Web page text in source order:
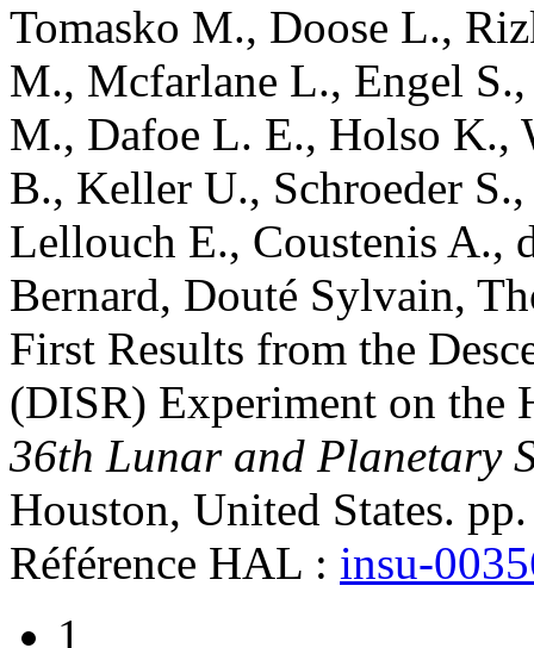
Tomasko M., Doose L.,
M., Mcfarlane L., Engel S.
M., Dafoe L. E., Holso K.,
B., Keller U., Schroeder S.
Lellouch E., Coustenis A.,
Bernard, Douté Sylvain,
First Results from the
(DISR) Experiment on the
36th Lunar and Planetary
Houston, United States.
Référence HAL : insu-
1